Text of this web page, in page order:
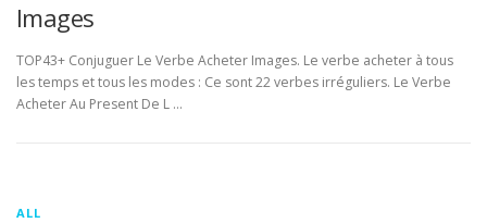
Images
TOP43+ Conjuguer Le Verbe Acheter Images. Le verbe acheter à tous
les temps et tous les modes : Ce sont 22 verbes irréguliers. Le Verbe
Acheter Au Present De L …
ALL